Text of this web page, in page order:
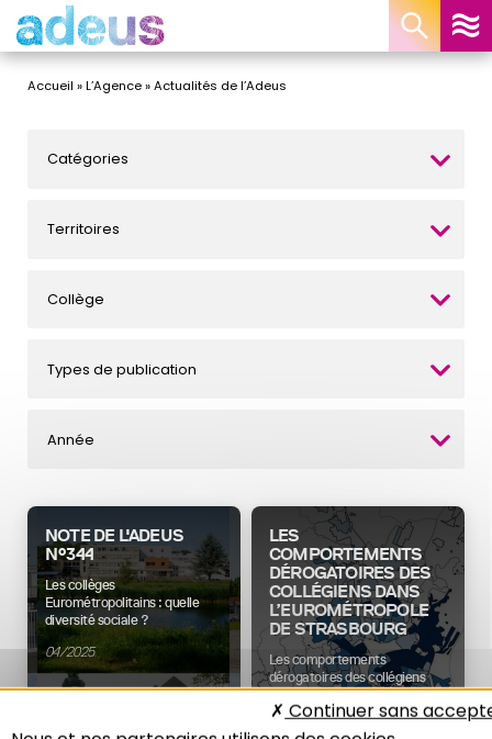
Accueil »L’Agence»Actualités de l’Adeus
Catégories
Territoires
Collège
Types de publication
Année
NOTE DE L'ADEUS
N°344
Les collèges
Eurométropolitains : quelle
diversité sociale ?
04/2025
LES
COMPORTEMENTS
DÉROGATOIRES DES
COLLÉGIENS DANS
L’EUROMÉTROPOLE
DE STRASBOURG
Les comportements
dérogatoires des collégiens
dans l’Eurométropole de
Strasbourg
Panneau de gestion des cookies
Continuer sans